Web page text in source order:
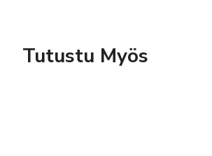
Tutustu Myös